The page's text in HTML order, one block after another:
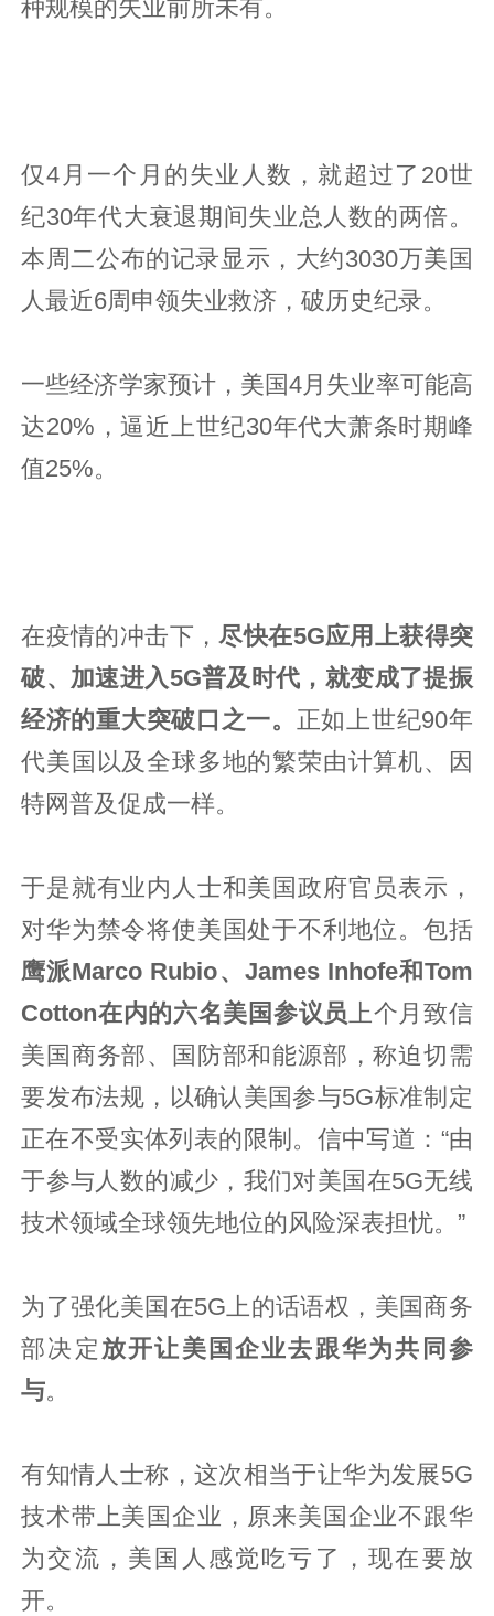
种规模的失业前所未有。
仅4月一个月的失业人数，就超过了20世
纪30年代大衰退期间失业总人数的两倍。
本周二公布的记录显示，大约3030万美国
人最近6周申领失业救济，破历史纪录。
一些经济学家预计，美国4月失业率可能高
达20%，逼近上世纪30年代大萧条时期峰
值25%。
在疫情的冲击下，尽快在5G应用上获得突
破、加速进入5G普及时代，就变成了提振
经济的重大突破口之一。 正如上世纪90年
代美国以及全球多地的繁荣由计算机、因
特网普及促成一样。
于是就有业内人士和美国政府官员表示，
对华为禁令将使美国处于不利地位。包括
鹰派Marco Rubio、James Inhofe和Tom
Cotton在内的六名美国参议员上个月致信
美国商务部、国防部和能源部，称迫切需
要发布法规，以确认美国参与5G标准制定
正在不受实体列表的限制。信中写道：“由
于参与人数的减少，我们对美国在5G无线
技术领域全球领先地位的风险深表担忧。”
为了强化美国在5G上的话语权，美国商务
部决定 放开让美国企业去跟华为共同参
与。
有知情人士称，这次相当于让华为发展5G
技术带上美国企业，原来美国企业不跟华
为交流，美国人感觉吃亏了，现在要放
开。